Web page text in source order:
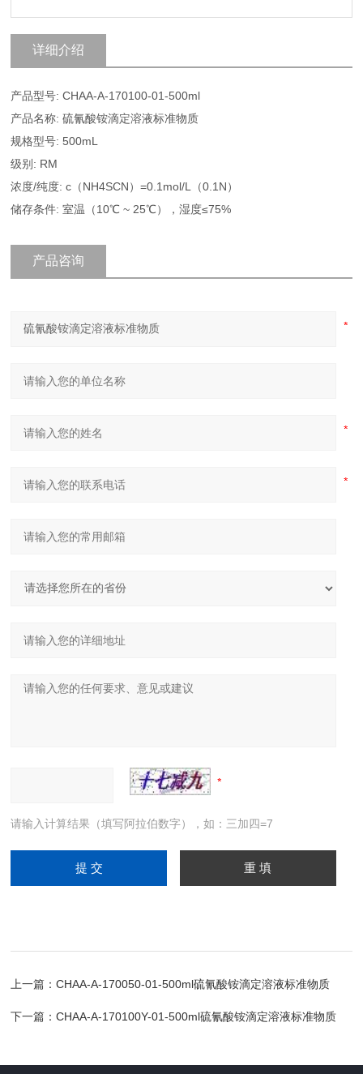
详细介绍
产品型号: CHAA-A-170100-01-500ml
产品名称: 硫氰酸铵滴定溶液标准物质
规格型号: 500mL
级别: RM
浓度/纯度: c（NH4SCN）=0.1mol/L（0.1N）
储存条件: 室温（10℃ ~ 25℃），湿度≤75%
产品咨询
请输入计算结果（填写阿拉伯数字），如：三加四=7
上一篇：CHAA-A-170050-01-500ml硫氰酸铵滴定溶液标准物质
下一篇：CHAA-A-170100Y-01-500ml硫氰酸铵滴定溶液标准物质